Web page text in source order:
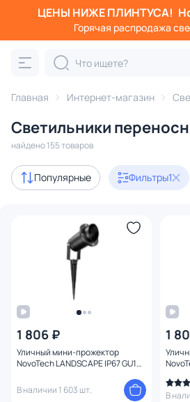
ЦЕНЫ НИЖЕ ПЛИНТУСА!
Горячая распродажа
Главная Интернет-магазин
Светильники
найдено 155 товаров
Популярные Фильтры1
1 806 ₽
Уличный мини-прожектор
NovoTech LANDSCAPE IP67 GU10
В наличии 1 603 шт.
1
В
Фильтры
Категория:
Люстры Подвесные
Акции 13
140
Бренд
Цвет